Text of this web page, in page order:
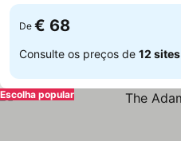
De € 68
Consulte os preços de 12 sites
Escolha popular